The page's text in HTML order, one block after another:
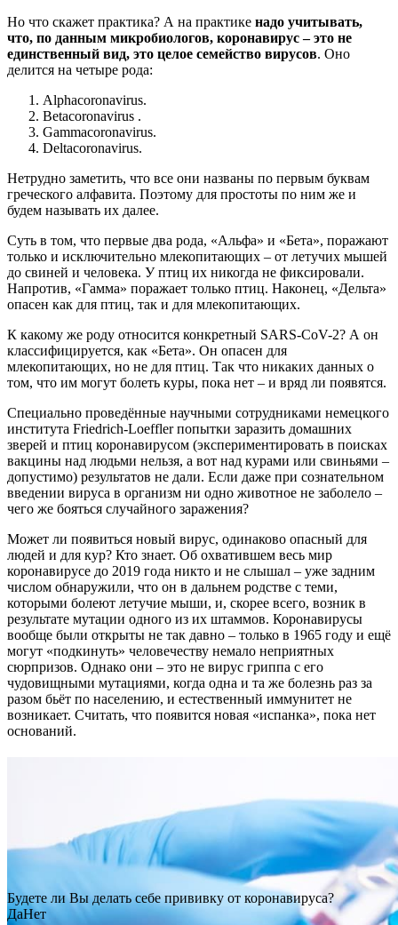
Но что скажет практика? А на практике надо учитывать,
что, по данным микробиологов, коронавирус – это не
единственный вид, это целое семейство вирусов. Оно
делится на четыре рода:
Alphacoronavirus.
Betacoronavirus .
Gammacoronavirus.
Deltacoronavirus.
Нетрудно заметить, что все они названы по первым буквам
греческого алфавита. Поэтому для простоты по ним же и
будем называть их далее.
Суть в том, что первые два рода, «Альфа» и «Бета», поражают
только и исключительно млекопитающих – от летучих мышей
до свиней и человека. У птиц их никогда не фиксировали.
Напротив, «Гамма» поражает только птиц. Наконец, «Дельта»
опасен как для птиц, так и для млекопитающих.
К какому же роду относится конкретный SARS-CoV-2? А он
классифицируется, как «Бета». Он опасен для
млекопитающих, но не для птиц. Так что никаких данных о
том, что им могут болеть куры, пока нет – и вряд ли появятся.
Специально проведённые научными сотрудниками немецкого
института Friedrich-Loeffler попытки заразить домашних
зверей и птиц коронавирусом (экспериментировать в поисках
вакцины над людьми нельзя, а вот над курами или свиньями –
допустимо) результатов не дали. Если даже при сознательном
введении вируса в организм ни одно животное не заболело –
чего же бояться случайного заражения?
Может ли появиться новый вирус, одинаково опасный для
людей и для кур? Кто знает. Об охватившем весь мир
коронавирусе до 2019 года никто и не слышал – уже задним
числом обнаружили, что он в дальнем родстве с теми,
которыми болеют летучие мыши, и, скорее всего, возник в
результате мутации одного из их штаммов. Коронавирусы
вообще были открыты не так давно – только в 1965 году и ещё
могут «подкинуть» человечеству немало неприятных
сюрпризов. Однако они – это не вирус гриппа с его
чудовищными мутациями, когда одна и та же болезнь раз за
разом бьёт по населению, и естественный иммунитет не
возникает. Считать, что появится новая «испанка», пока нет
оснований.
Будете ли Вы делать себе прививку от коронавируса?
ДаНет